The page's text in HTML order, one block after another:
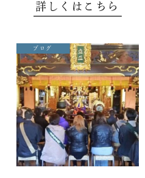
詳しくはこちら
ブログ